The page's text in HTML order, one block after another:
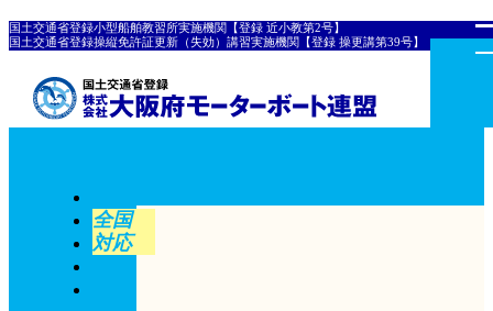
国土交通省登録小型船舶教習所実施機関【登録 近小教第2号】
国土交通省登録操縦免許証更新（失効）講習実施機関【登録 操更講第39号】
全国
対応